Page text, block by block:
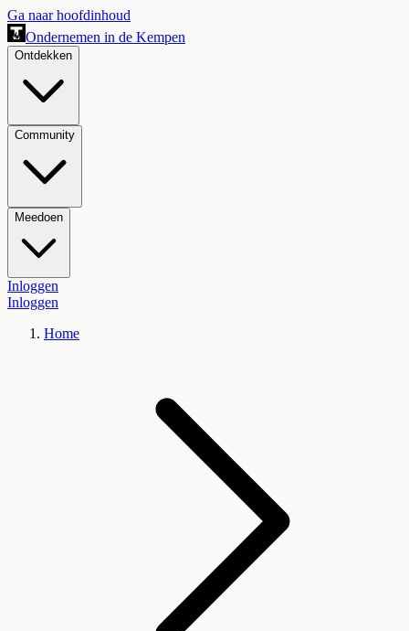
Ga naar hoofdinhoud
Ondernemen in de Kempen
Ontdekken
Community
Meedoen
Inloggen
Inloggen
Home